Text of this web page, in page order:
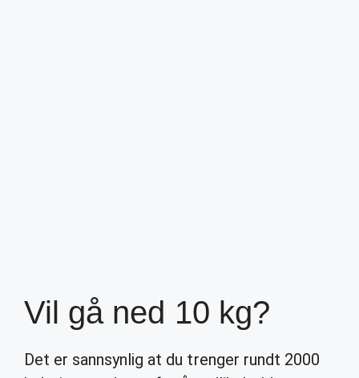
Vil gå ned 10 kg?
Det er sannsynlig at du trenger rundt 2000